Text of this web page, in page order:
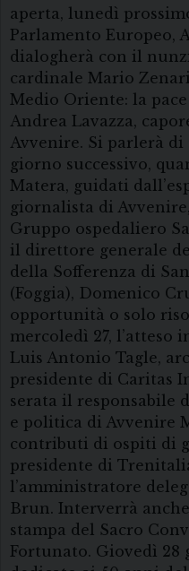
aperta, lunedì
Parlamento Europeo,
dialogherà con il
cardinale Mario
Medio Oriente: la
Andrea Lavazza,
Avvenire. Si parlerà
giorno successivo,
Matera, guidati
giornalista di
Gruppo ospedaliero
il direttore generale
della Sofferenza di
(Foggia), Domenico
opportunità o solo
mercoledì 27, l’atteso
Luis Antonio Tagle,
presidente di Caritas
serata il responsabile
e politica di Avvenire
contributi di ospiti di
presidente di
l’amministratore
Brun. Interverrà
stampa del Sacro
Fortunato. Giovedì 28